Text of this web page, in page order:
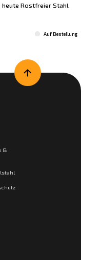
heute Rostfreier Stahl
Auf Bestellung
&